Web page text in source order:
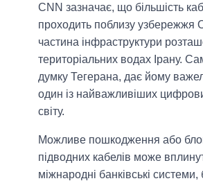
CNN зазначає, що більшість
проходить поблизу узбережжя
частина інфраструктури
територіальних водах Ірану.
думку Тегерана, дає йому
один із найважливіших
світу.
Можливе пошкодження або
підводних кабелів може
міжнародні банківські системи,